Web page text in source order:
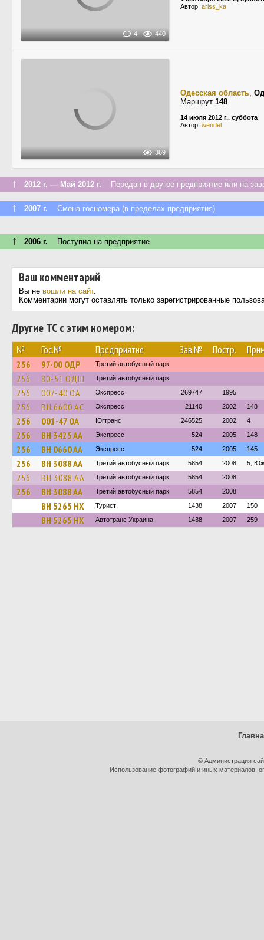
4 440
Автор: ariss_ka
369
Одесская область,
Маршрут 148
14 июля 2012 г., суббота
Автор: wendel
↑ 2012 г. — Май 2012 г. Передан в другое предприятие или на
↑ 2007 г. Смена госномера (в пределах предприятия)
↑ 2006 г. Поступил на предприятие
Ваш комментарий
Вы не вошли на сайт.
Комментарии могут оставлять только зарегистрированные
Другие ТС с этим номером:
№ Гос.№ Предприятие Зав.№ Постр.
256 97-00 ОДР Третий автобусный парк
256 80-51 ОДШ Третий автобусный парк
256 007-40 ОА Экспресс 269747 1995
256 BH 6600 AC Экспресс 21140 2002 148
256 001-47 ОА Югтранс 246525 2002 4
256 BH 3425 AA Экспресс 524 2005 148
256 BH 0660 AA Экспресс 524 2005 145
256 BH 3088 AA Третий автобусный парк 5854 2008 5,
256 BH 3088 AA Третий автобусный парк 5854 2008
256 BH 3088 AA Третий автобусный парк 5854 2008
BH 5265 HX Турист 1438 2007 150
BH 5265 HX Автотранс Украина 1438 2007 259
© Администрация
Использование фотографий и иных материалов,